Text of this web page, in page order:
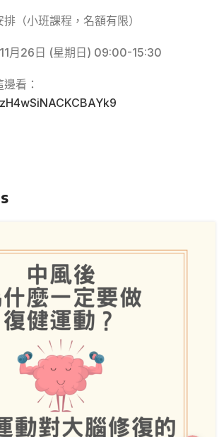
排（小班課程，名額有限）
月26日 (星期日) 09:00-15:30
看：